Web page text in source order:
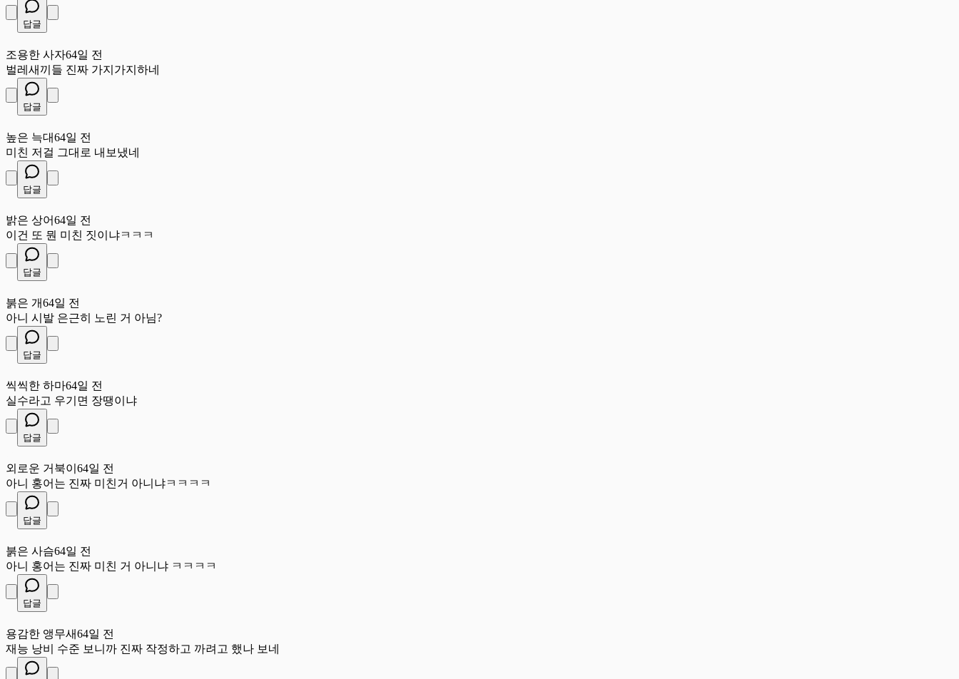
답글
조용한 사자64일 전
벌레새끼들 진짜 가지가지하네
답글
높은 늑대64일 전
미친 저걸 그대로 내보냈네
답글
밝은 상어64일 전
이건 또 뭔 미친 짓이냐ㅋㅋㅋ
답글
붉은 개64일 전
아니 시발 은근히 노린 거 아님?
답글
씩씩한 하마64일 전
실수라고 우기면 장땡이냐
답글
외로운 거북이 64일 전
아니 홍어는 진짜 미친거 아니냐ㅋㅋㅋㅋ
답글
붉은 사슴64일 전
아니 홍어는 진짜 미친 거 아니냐 ㅋㅋㅋㅋ
답글
용감한 앵무새64일 전
재능 낭비 수준 보니까 진짜 작정하고 까려고 했나 보네